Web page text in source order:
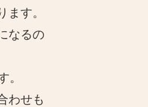
す。
なるの
。
わせも